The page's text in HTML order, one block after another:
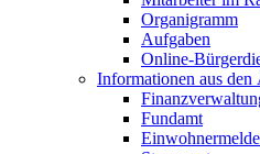
Organigramm
Aufgaben
Online-
Informationen aus den
Fundamt